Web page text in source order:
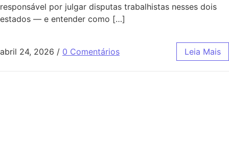
responsável por julgar disputas trabalhistas nesses dois
estados — e entender como […]
abril 24, 2026 / 0 Comentários Leia Mais